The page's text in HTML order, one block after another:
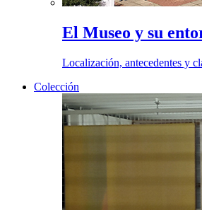
El Museo y su
Localización, antecedentes y
Colección